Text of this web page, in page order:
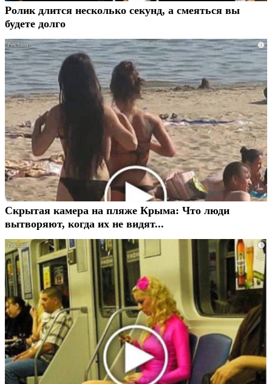
Ролик длится несколько секунд, а смеяться вы
будете долго
i
Скрытая камера на пляже Крыма: Что люди
вытворяют, когда их не видят...
i